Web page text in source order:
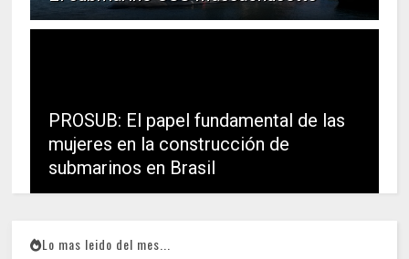
PROSUB: El papel fundamental de las
mujeres en la construcción de
submarinos en Brasil
Lo mas leido del mes...